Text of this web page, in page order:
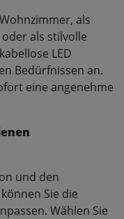
als
als stilvolle
LED
Bedürfnissen an.
eine angenehme
und den
Sie die
Wählen Sie